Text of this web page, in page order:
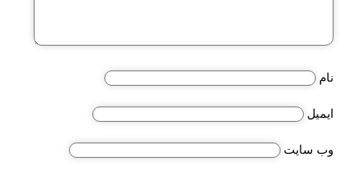
نام
ایمیل
وب‌ سایت